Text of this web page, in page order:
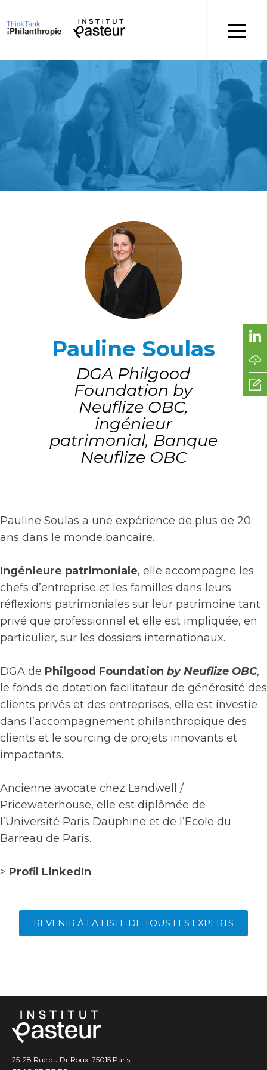
Pauline Soulas
DGA Philgood
Foundation by
Neuflize OBC,
ingénieur
patrimonial, Banque
Neuflize OBC
Pauline Soulas a une expérience de plus de 20
ans dans le monde bancaire.
Ingénieure patrimoniale, elle accompagne les
chefs d’entreprise et les familles dans leurs
réflexions patrimoniales sur leur patrimoine tant
privé que professionnel et elle est impliquée, en
particulier, sur les dossiers internationaux.
DGA de Philgood Foundation by Neuflize OBC,
le fonds de dotation facilitateur de générosité des
clients privés et des entreprises, elle est investie
dans l’accompagnement philanthropique des
clients et le sourcing de projets innovants et
impactants.
Ancienne avocate chez Landwell /
Pricewaterhouse, elle est diplômée de
l’Université Paris Dauphine et de l’Ecole du
Barreau de Paris.
> Profil LinkedIn
REVENIR À LA LISTE DE TOUS LES EXPERTS
25-28 Rue du Dr Roux, 75015 Paris